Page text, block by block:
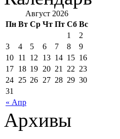
Август 2026
Пн Вт Ср Чт Пт Сб Вс
« Апр
1
2
3
4 5 6 7 8
9
10 11 12 13 14 15 16
17 18 19 20 21 22 23
24 25 26 27 28 29 30
31
Архивы